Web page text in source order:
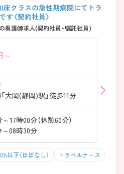
床クラスの急性期病院にてトラ
〈契約社員〉
護師求人(契約社員・嘱託社員)
～
大岡(静岡)駅」徒歩11分
17時00分（休憩60分）
～08時30分
以下（ほぼなし） トラベルナース